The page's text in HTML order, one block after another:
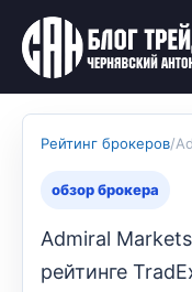
Перейти
содержимому
Рейтинг брокеров/
обзор брокера
Admiral
рейтинге